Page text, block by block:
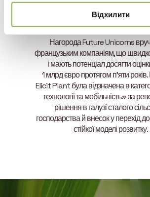
Відхилити
фіналіст у 2023,
2025 роках
Нагорода Future Unicorns
французьким компаніям, що
і мають потенціал досягти
1 млрд євро протягом п’яти
Elicit Plant була відзначена в
технології та мобільність» за
рішення в галузі сталого
господарства й внесок у перехід
стійкої моделі розвитку.